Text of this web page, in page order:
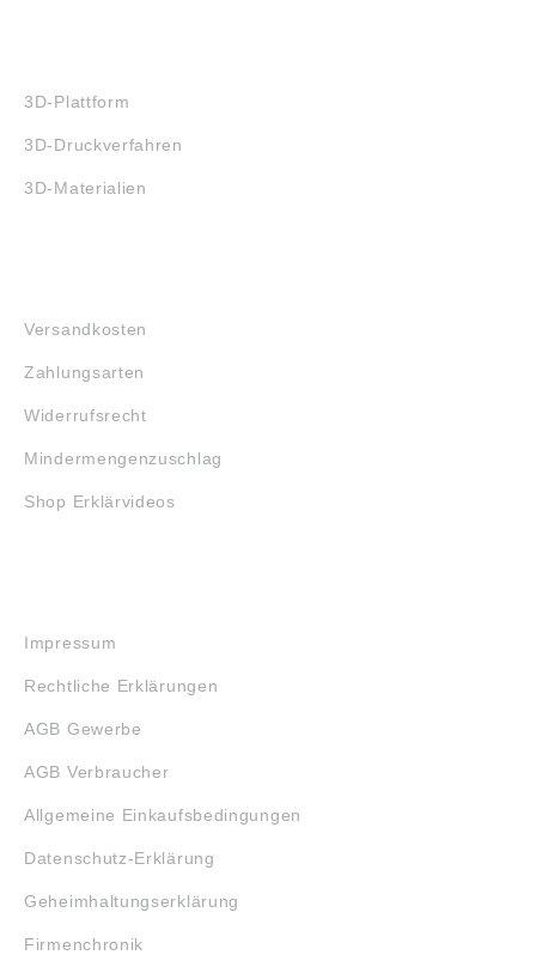
3D-Plattform
3D-Druckverfahren
3D-Materialien
Versandkosten
Zahlungsarten
Widerrufsrecht
Mindermengenzuschlag
Shop Erklärvideos
Impressum
Rechtliche Erklärungen
AGB Gewerbe
AGB Verbraucher
Allgemeine Einkaufsbedingungen
Datenschutz-Erklärung
Geheimhaltungserklärung
Firmenchronik